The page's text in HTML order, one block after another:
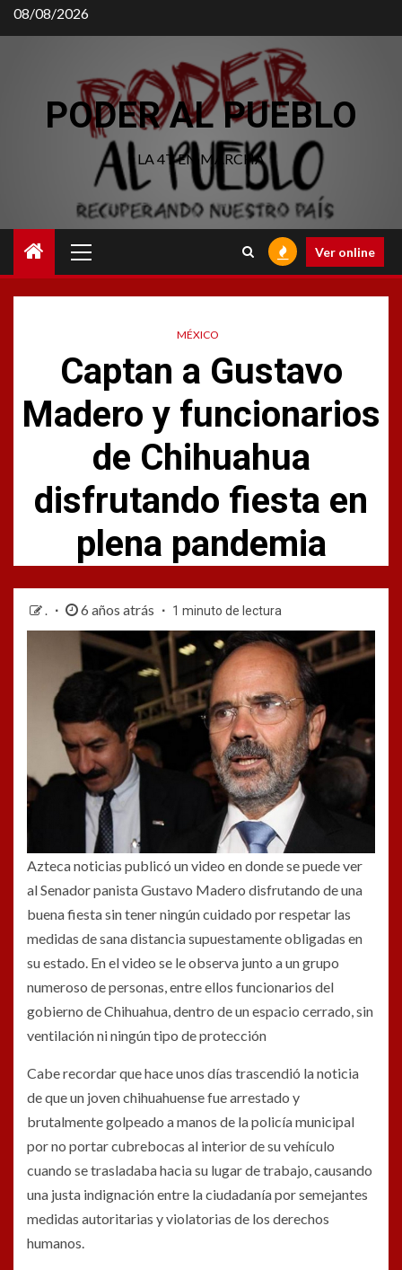
Saltar
al
08/08/2026
PODER AL PUEBLO
LA 4T EN MARCHA
principal
Ver online
MÉXICO
Captan a Gustavo
Madero y funcionarios
de Chihuahua
disfrutando fiesta en
plena pandemia
. 6 años atrás 1 minuto de lectura
Azteca noticias publicó un video en donde se puede ver
al Senador panista Gustavo Madero disfrutando de una
buena fiesta sin tener ningún cuidado por respetar las
medidas de sana distancia supuestamente obligadas en
su estado. En el video se le observa junto a un grupo
numeroso de personas, entre ellos funcionarios del
gobierno de Chihuahua, dentro de un espacio cerrado, sin
ventilación ni ningún tipo de protección
Cabe recordar que hace unos días trascendió la noticia
de que un joven chihuahuense fue arrestado y
brutalmente golpeado a manos de la policía municipal
por no portar cubrebocas al interior de su vehículo
cuando se trasladaba hacia su lugar de trabajo, causando
una justa indignación entre la ciudadanía por semejantes
medidas autoritarias y violatorias de los derechos
humanos.